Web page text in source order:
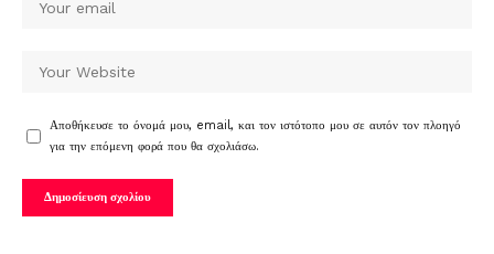
Αποθήκευσε το όνομά μου, email, και τον ιστότοπο μου σε αυτόν τον πλοηγό
για την επόμενη φορά που θα σχολιάσω.